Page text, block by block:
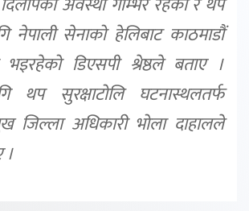
नेपाली सेनाको हेलिबाट काठमाडौं
डिएसपी श्रेष्ठले बताए ।
थप सुरक्षाटोलि घटनास्थलतर्फ
जिल्ला अधिकारी भोला दाहालले
।